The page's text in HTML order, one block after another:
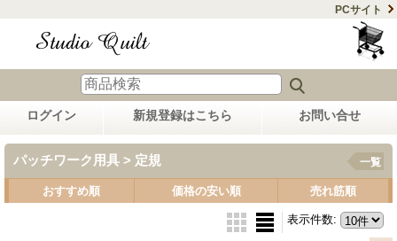
PCサイト
ログイン 新規登録はこちら お問い合せ
パッチワーク用具 > 定規 一覧
おすすめ順 価格の安い順 売れ筋順
表示件数: